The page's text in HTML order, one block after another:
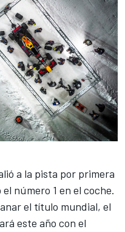
a la pista por primera
número 1 en el coche.
el título mundial, el
este año con el